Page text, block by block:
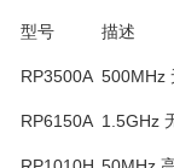
型号 描述
RP3500A 500MHz
RP6150A 1.5GHz